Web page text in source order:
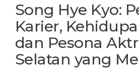
Song Hye Kyo:
Karier,
dan Pesona
Selatan yang